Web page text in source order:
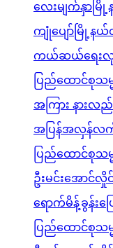
လေးမျက်နှာမ
ကျုံပျော်မြို့နယ်
ကယ်ဆယ်ရေးလု
ပြည်ထောင်စုသ
အကြား နားလည်
အပြန်အလှန်လ
ပြည်ထောင်စုသ
ဦးမင်းအောင်လှို
ရောက်မိန့်ခွန်းပြ
ပြည်ထောင်စုသ